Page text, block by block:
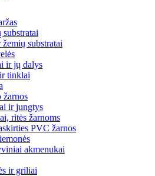
substratai
ir jų dalys
tinklai
žarnos
ir jungtys
ritės žarnoms
PVC žarnos
akmenukai
ir griliai